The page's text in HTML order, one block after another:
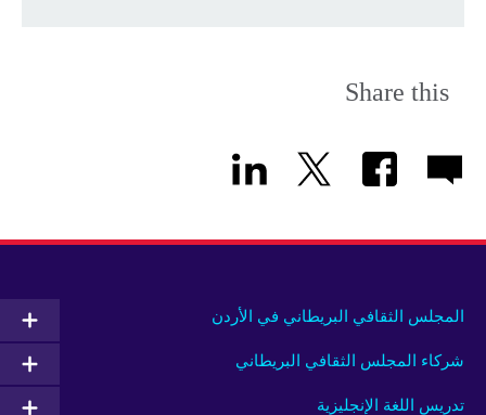
Share this
المجلس الثقافي البريطاني في الأردن
شركاء المجلس الثقافي البريطاني
تدريس اللغة الإنجليزية